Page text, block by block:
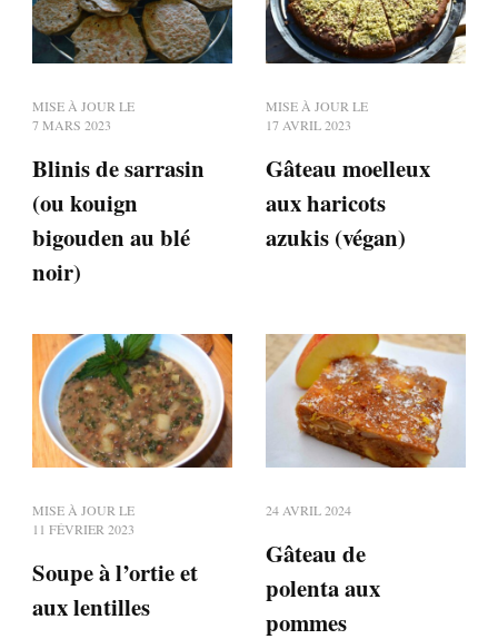
MISE À JOUR LE
7 MARS 2023
Blinis de sarrasin
(ou kouign
bigouden au blé
noir)
MISE À JOUR LE
17 AVRIL 2023
Gâteau moelleux
aux haricots
azukis (végan)
MISE À JOUR LE
11 FÉVRIER 2023
Soupe à l’ortie et
aux lentilles
24 AVRIL 2024
Gâteau de
polenta aux
pommes